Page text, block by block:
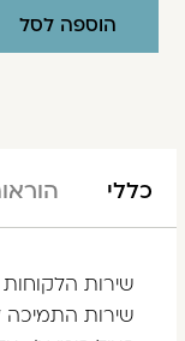
הוספה לסל
כללי
שירות הלקוחות
שירות התמיכה